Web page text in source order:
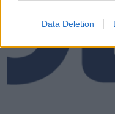
Data Deletion